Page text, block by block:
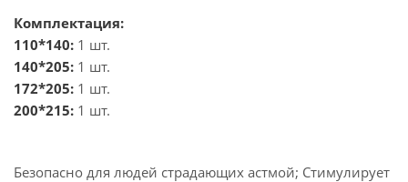
Комплектация:
110*140: 1 шт.
140*205: 1 шт.
172*205: 1 шт.
200*215: 1 шт.
Безопасно для людей страдающих астмой; Стимулирует